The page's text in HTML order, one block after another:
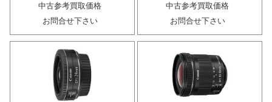
中古参考買取価格
お問合せ下さい
中古参考買取価格
お問合せ下さい